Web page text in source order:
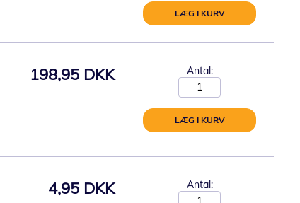
LÆG I KURV
198,95 DKK Antal:
LÆG I KURV
4,95 DKK Antal: